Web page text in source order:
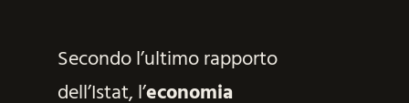
Secondo l’ultimo rapporto
dell’Istat, l’economia